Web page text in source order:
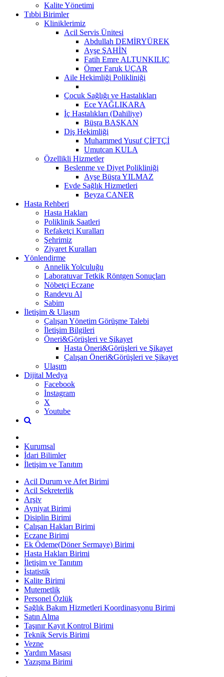
Kalite Yönetimi
Tıbbi Birimler
Kliniklerimiz
Acil Servis Ünitesi
Abdullah DEMİRYÜREK
Ayşe ŞAHİN
Fatih Emre ALTUNKILIÇ
Ömer Faruk UÇAR
Aile Hekimliği Polikliniği
Çocuk Sağlığı ve Hastalıkları
Ece YAĞLIKARA
İç Hastalıkları (Dahiliye)
Büşra BAŞKAN
Diş Hekimliği
Muhammed Yusuf ÇİFTÇİ
Umutcan KULA
Özellikli Hizmetler
Beslenme ve Diyet Polikliniği
Ayşe Büşra YILMAZ
Evde Sağlık Hizmetleri
Beyza CANER
Hasta Rehberi
Hasta Hakları
Poliklinik Saatleri
Refaketçi Kuralları
Şehrimiz
Ziyaret Kuralları
Yönlendirme
Annelik Yolculuğu
Laboratuvar Tetkik Röntgen Sonuçları
Nöbetçi Eczane
Randevu Al
Sabim
İletişim & Ulaşım
Çalışan Yönetim Görüşme Talebi
İletişim Bilgileri
Öneri&Görüşleri ve Şikayet
Hasta Öneri&Görüşleri ve Şikayet
Çalışan Öneri&Görüşleri ve Şikayet
Ulaşım
Dijital Medya
Facebook
İnstagram
X
Youtube
Kurumsal
İdari Bilimler
İletişim ve Tanıtım
Acil Durum ve Afet Birimi
Acil Sekreterlik
Arşiv
Ayniyat Birimi
Disiplin Birimi
Çalışan Hakları Birimi
Eczane Birimi
Ek Ödeme(Döner Sermaye) Birimi
Hasta Hakları Birimi
İletişim ve Tanıtım
İstatistik
Kalite Birimi
Mutemetlik
Personel Özlük
Sağlık Bakım Hizmetleri Koordinasyonu Birimi
Satın Alma
Taşınır Kayıt Kontrol Birimi
Teknik Servis Birimi
Vezne
Yardım Masası
Yazışma Birimi